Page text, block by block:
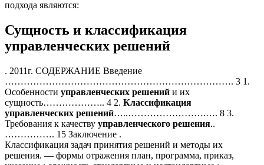
подхода являются:
Сущность и классификация
управленческих решений
. 2011г. СОДЕРЖАНИЕ Введение
………………………………………………………………. 3 1.
Особенности управленческих решений и их
сущность……………….. 4 2. Классификация
управленческих решений…..…………………….…. 8 3.
Требования к качеству управленческого решения..
……………. 15 Заключение .
Классификация задач принятия решений и методы их
решения. — формы отражения план, программа, приказ,